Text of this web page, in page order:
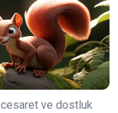
cesaret ve dostluk